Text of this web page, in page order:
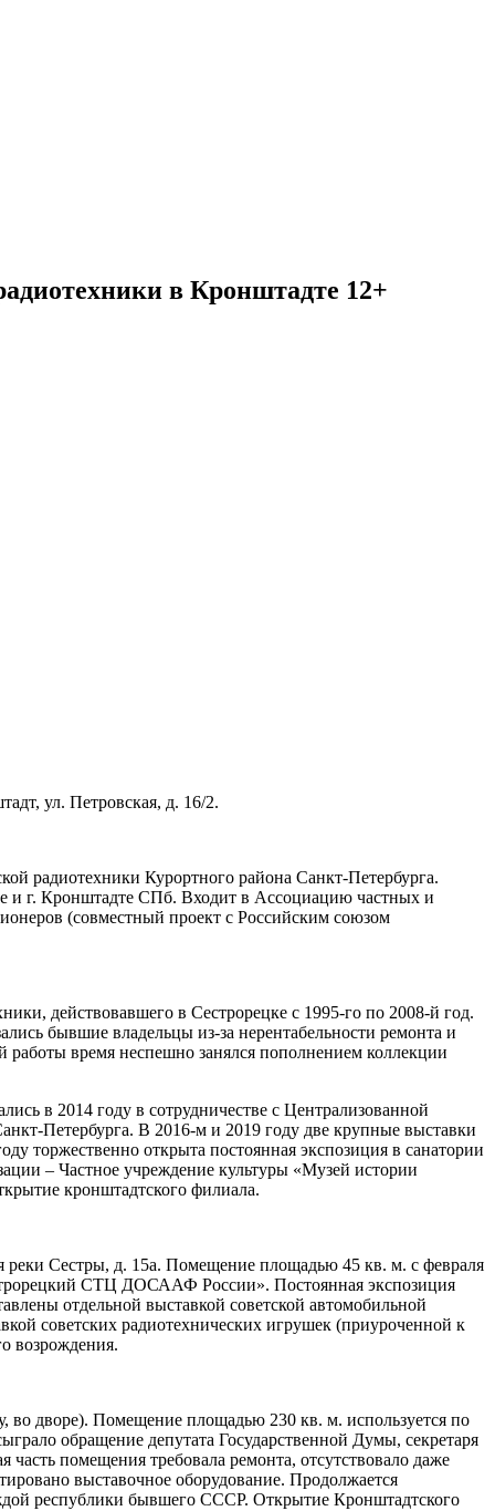
в Кронштадте 12+
ул. Петровская, д. 16/2.
радиотехники Курортного района Санкт-Петербурга.
и г. Кронштадте СПб. Входит в Ассоциацию частных и
(совместный проект с Российским союзом
действовавшего в Сестрорецке с 1995-го по 2008-й год.
бывшие владельцы из-за нерентабельности ремонта и
время неспешно занялся пополнением коллекции
в 2014 году в сотрудничестве с Централизованной
Петербурга. В 2016-м и 2019 году две крупные выставки
торжественно открыта постоянная экспозиция в санатории
– Частное учреждение культуры «Музей истории
кронштадтского филиала.
реки Сестры, д. 15а. Помещение площадью 45 кв. м. с февраля
СТЦ ДОСААФ России». Постоянная экспозиция
отдельной выставкой советской автомобильной
советских радиотехнических игрушек (приуроченной к
возрождения.
во дворе). Помещение площадью 230 кв. м. используется по
обращение депутата Государственной Думы, секретаря
помещения требовала ремонта, отсутствовало даже
выставочное оборудование. Продолжается
республики бывшего СССР. Открытие Кронштадтского